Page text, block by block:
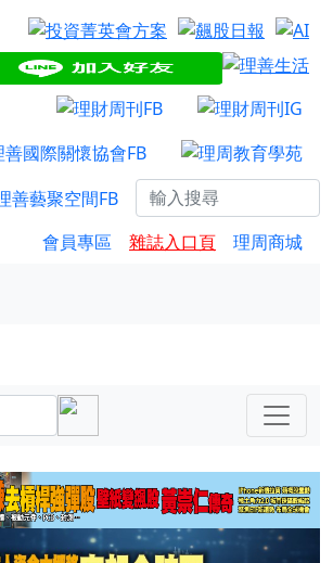
會員專區 雜誌入口頁 理周商城